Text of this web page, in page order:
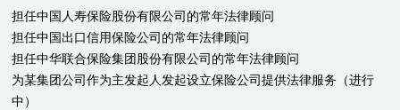
担任中国人寿保险股份有限公司的常年法律顾问
担任中国出口信用保险公司的常年法律顾问
担任中华联合保险集团股份有限公司的常年法律顾问
为某集团公司作为主发起人发起设立保险公司提供法律服务（进行
中）